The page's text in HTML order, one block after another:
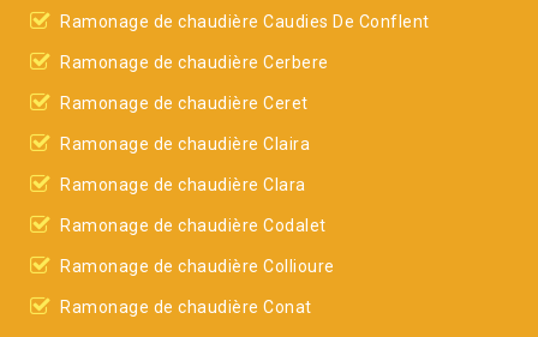
Ramonage de chaudière Caudies De Conflent
Ramonage de chaudière Cerbere
Ramonage de chaudière Ceret
Ramonage de chaudière Claira
Ramonage de chaudière Clara
Ramonage de chaudière Codalet
Ramonage de chaudière Collioure
Ramonage de chaudière Conat